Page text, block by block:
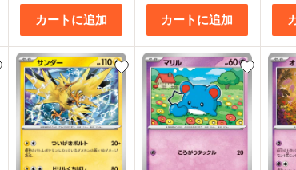
カートに追加 カートに追加